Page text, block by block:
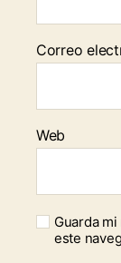
Correo
Web
Guarda
este